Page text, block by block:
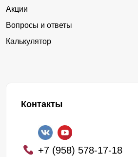
Акции
Вопросы и ответы
Калькулятор
Контакты
+7 (958) 578-17-18